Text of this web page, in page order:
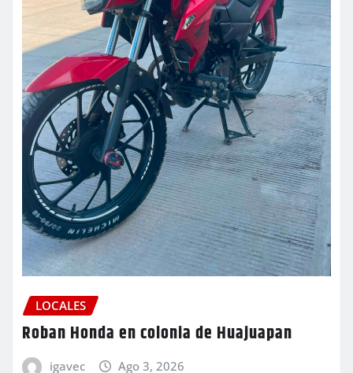
LOCALES
Roban Honda en colonia de Huajuapan
igavec Ago 3, 2026